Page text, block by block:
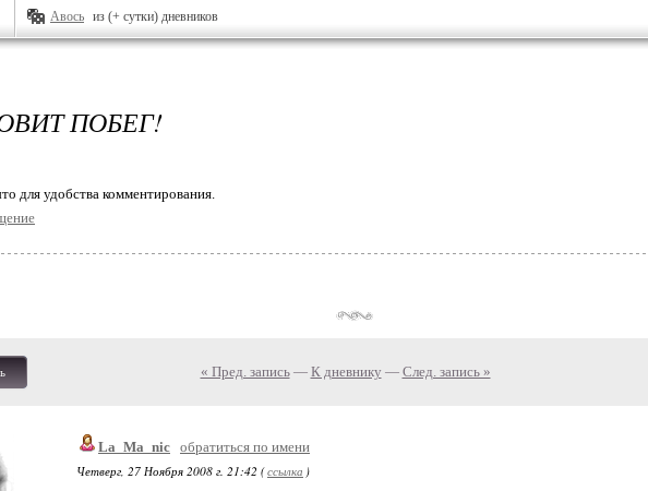
Авось из (+ сутки) дневников
ПОБЕГ!
для удобства комментирования.
« Пред. запись— К дневнику — След. запись »
La_Ma_nic обратиться по имени
Четверг, 27 Ноября 2008 г. 21:42 (ссылка )